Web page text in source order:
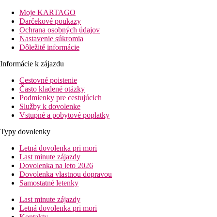
obchodmi, reštauráciami a tradičnými tavernami cca 2,5 km.
Hlavné mesto Zakynthos cca 3 km (spojenie linkovým
autobusom), letisko cca 10 km.
Vybavenie
Vstupná hala s recepciou, dve reštaurácie, dva bary, taverna,
kaviareň, obchod so suvenírmi, SPA centrum, zmenáreň.
Izby
Suita, Deluxe:kúpeľňa/WC (sušič vlasov, župan, papuče),
individuálna klimatizácia, telefón, TV/sat., trezor, set na prípravu
kávy a čaju, minibar, balkón. Priestranná miestnosť s obývacou
časťou, 60m2.
Ostatné typy izieb
vyššie uvedené vybavenie)
Suita, Deluxe, Výhľad more:
Suita, Outdoor Jacuzzi, Výhľad more:
mora.
Suita, Výhľad záhrada, Súkromný bazén:
privátnym bazénom 20m2, 70m2.
Suita, Výhľad more, Súkromný bazén:
more, priestrannejšie, súkromný bazén 20m2, 70m2.
Family Suita, Výhľad more, Súkromný bazén:
Moje KARTAGO
Darčekové poukazy
Ochrana osobných údajov
Nastavenie súkromia
Dôležité informácie
Informácie k zájazdu
Cestovné poistenie
Často kladené otázky
Podmienky pre cestujúcich
Služby k dovolenke
Vstupné a pobytové poplatky
Typy dovolenky
Letná dovolenka pri mori
Last minute zájazdy
Dovolenka na leto 2026
Dovolenka vlastnou dopravou
Samostatné letenky
Last minute zájazdy
Letná dovolenka pri mori